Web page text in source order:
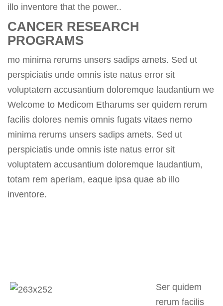
illo inventore that the power..
CANCER RESEARCH
PROGRAMS
mo minima rerums unsers sadips amets. Sed ut
perspiciatis unde omnis iste natus error sit
voluptatem accusantium doloremque laudantium we
Welcome to Medicom Etharums ser quidem rerum
facilis dolores nemis omnis fugats vitaes nemo
minima rerums unsers sadips amets. Sed ut
perspiciatis unde omnis iste natus error sit
voluptatem accusantium doloremque laudantium,
totam rem aperiam, eaque ipsa quae ab illo
inventore.
Ser quidem
rerum facilis